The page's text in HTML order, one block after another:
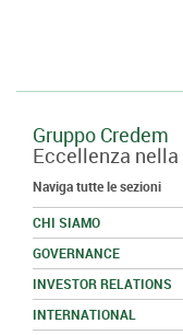
Gruppo Credem
Eccellenza
Naviga tutte le sezioni
CHI SIAMO
GOVERNANCE
INVESTOR RELATIONS
INTERNATIONAL